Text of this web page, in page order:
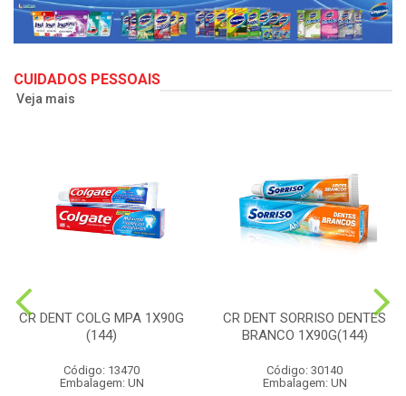
CUIDADOS PESSOAIS
Veja mais
CR DENT COLG MPA 1X90G
(144)
Código: 13470
Embalagem: UN
CR DENT SORRISO DENTES
BRANCO 1X90G(144)
Código: 30140
Embalagem: UN